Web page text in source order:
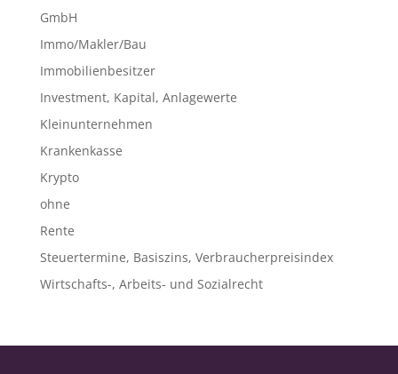
GmbH
Immo/Makler/Bau
Immobilienbesitzer
Investment, Kapital, Anlagewerte
Kleinunternehmen
Krankenkasse
Krypto
ohne
Rente
Steuertermine, Basiszins, Verbraucherpreisindex
Wirtschafts-, Arbeits- und Sozialrecht